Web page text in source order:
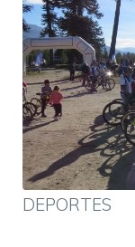
DEPORTES